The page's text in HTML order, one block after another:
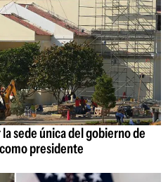
sede única del gobierno de
presidente